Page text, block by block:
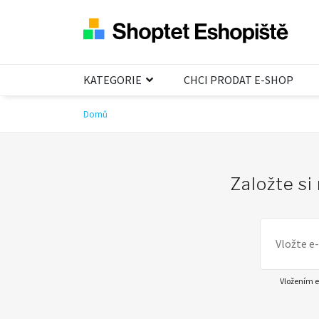
KATEGORIE CHCI PRODAT E-SHOP
Domů
Založte si
Vložením